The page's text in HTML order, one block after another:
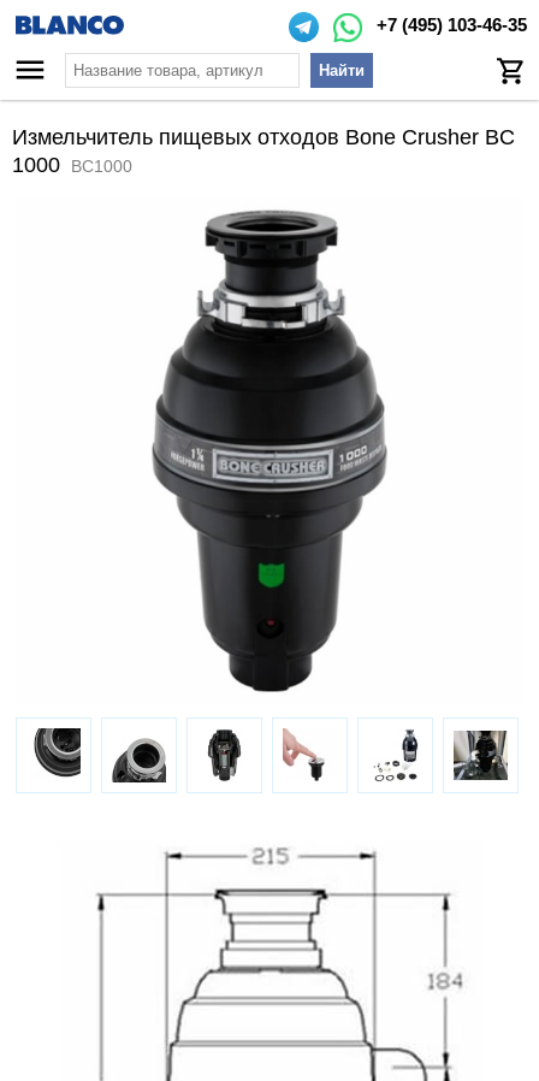
+7 (495) 103-46-35
Найти
Измельчитель пищевых отходов Bone Crusher BC
1000
BC1000